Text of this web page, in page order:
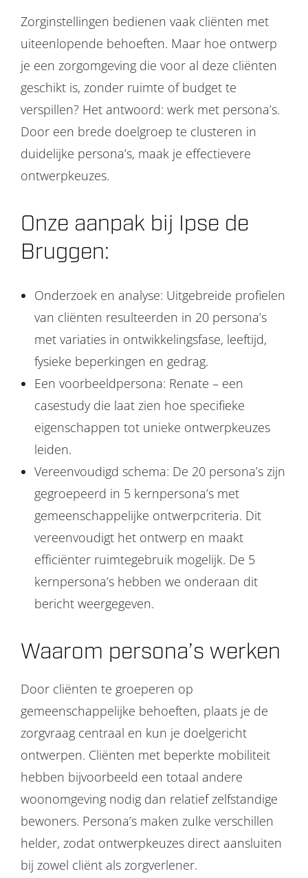
Zorginstellingen bedienen vaak cliënten met
uiteenlopende behoeften. Maar hoe ontwerp
je een zorgomgeving die voor al deze cliënten
geschikt is, zonder ruimte of budget te
verspillen? Het antwoord: werk met persona’s.
Door een brede doelgroep te clusteren in
duidelijke persona’s, maak je effectievere
ontwerpkeuzes.
Onze aanpak bij Ipse de
Bruggen:
Onderzoek en analyse: Uitgebreide profielen
van cliënten resulteerden in 20 persona’s
met variaties in ontwikkelingsfase, leeftijd,
fysieke beperkingen en gedrag.
Een voorbeeldpersona: Renate – een
casestudy die laat zien hoe specifieke
eigenschappen tot unieke ontwerpkeuzes
leiden.
Vereenvoudigd schema: De 20 persona’s zijn
gegroepeerd in 5 kernpersona’s met
gemeenschappelijke ontwerpcriteria. Dit
vereenvoudigt het ontwerp en maakt
efficiënter ruimtegebruik mogelijk. De 5
kernpersona’s hebben we onderaan dit
bericht weergegeven.
Waarom persona’s werken
Door cliënten te groeperen op
gemeenschappelijke behoeften, plaats je de
zorgvraag centraal en kun je doelgericht
ontwerpen. Cliënten met beperkte mobiliteit
hebben bijvoorbeeld een totaal andere
woonomgeving nodig dan relatief zelfstandige
bewoners. Persona’s maken zulke verschillen
helder, zodat ontwerpkeuzes direct aansluiten
bij zowel cliënt als zorgverlener.